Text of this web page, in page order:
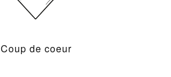
Coup de coeur